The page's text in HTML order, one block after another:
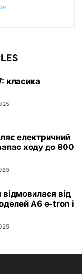
класика
електричний
ходу до 800
від
A6 e-tron і